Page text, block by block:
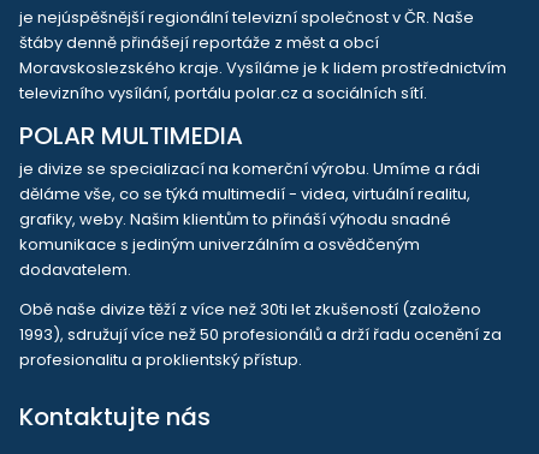
je nejúspěšnější regionální televizní společnost v ČR. Naše
štáby denně přinášejí reportáže z měst a obcí
Moravskoslezského kraje. Vysíláme je k lidem prostřednictvím
televizního vysílání, portálu polar.cz a sociálních sítí.
POLAR MULTIMEDIA
je divize se specializací na komerční výrobu. Umíme a rádi
děláme vše, co se týká multimedií - videa, virtuální realitu,
grafiky, weby. Našim klientům to přináší výhodu snadné
komunikace s jediným univerzálním a osvědčeným
dodavatelem.
Obě naše divize těží z více než 30ti let zkušeností (založeno
1993), sdružují více než 50 profesionálů a drží řadu ocenění za
profesionalitu a proklientský přístup.
Kontaktujte nás